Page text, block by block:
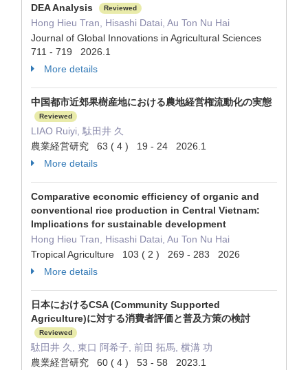
DEA Analysis
Reviewed
Hong Hieu Tran, Hisashi Datai, Au Ton Nu Hai
Journal of Global Innovations in Agricultural Sciences
711 - 719 2026.1
More details
中国都市近郊果樹産地における農地経営権流動化の実態
Reviewed
LIAO Ruiyi, 駄田井 久
農業経営研究 63 ( 4 ) 19 - 24 2026.1
More details
Comparative economic efficiency of organic and
conventional rice production in Central Vietnam:
Implications for sustainable development
Hong Hieu Tran, Hisashi Datai, Au Ton Nu Hai
Tropical Agriculture 103 ( 2 ) 269 - 283 2026
More details
日本におけるCSA (Community Supported
Agriculture)に対する消費者評価と普及方策の検討
Reviewed
駄田井 久, 東口 阿希子, 前田 拓馬, 横溝 功
農業経営研究 60 ( 4 ) 53 - 58 2023.1